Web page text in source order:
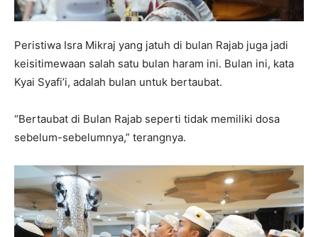
Peristiwa Isra Mikraj yang jatuh di bulan Rajab juga jadi
keisitimewaan salah satu bulan haram ini. Bulan ini, kata
Kyai Syafi’i, adalah bulan untuk bertaubat.
“Bertaubat di Bulan Rajab seperti tidak memiliki dosa
sebelum-sebelumnya,” terangnya.